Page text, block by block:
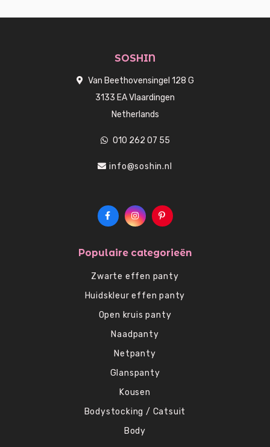
SOSHIN
Van Beethovensingel 128 G
3133 EA Vlaardingen
Netherlands
010 262 07 55
info@soshin.nl
Populaire categorieën
Zwarte effen panty
Huidskleur effen panty
Open kruis panty
Naadpanty
Netpanty
Glanspanty
Kousen
Bodystocking / Catsuit
Body